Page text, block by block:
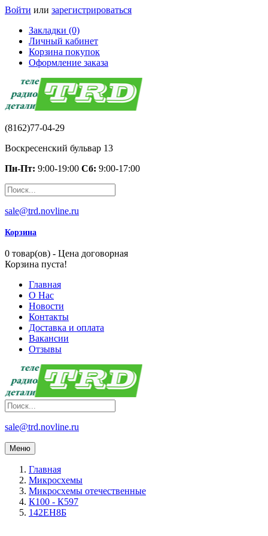
Войти или зарегистрироваться
Закладки (0)
Личный кабинет
Корзина покупок
Оформление заказа
(8162)77-04-29
Воскресенский бульвар 13
Пн-Пт: 9:00-19:00 Сб: 9:00-17:00
sale@trd.novline.ru
Корзина
0 товар(ов) - Цена договорная
Корзина пуста!
Главная
О Нас
Новости
Контакты
Доставка и оплата
Вакансии
Отзывы
sale@trd.novline.ru
Меню
Главная
Микросхемы
Микросхемы отечественные
К100 - К597
142ЕН8Б